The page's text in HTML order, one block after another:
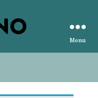
Menu